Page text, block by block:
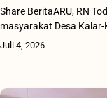
Share BeritaARU, RN
masyarakat Desa
Juli 4, 2026